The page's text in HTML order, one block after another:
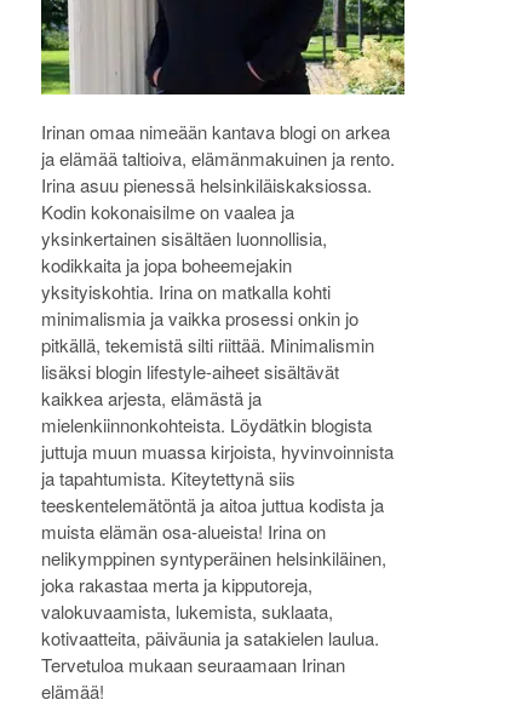
Irinan omaa nimeään kantava blogi on arkea
ja elämää taltioiva, elämänmakuinen ja rento.
Irina asuu pienessä helsinkiläiskaksiossa.
Kodin kokonaisilme on vaalea ja
yksinkertainen sisältäen luonnollisia,
kodikkaita ja jopa boheemejakin
yksityiskohtia. Irina on matkalla kohti
minimalismia ja vaikka prosessi onkin jo
pitkällä, tekemistä silti riittää. Minimalismin
lisäksi blogin lifestyle-aiheet sisältävät
kaikkea arjesta, elämästä ja
mielenkiinnonkohteista. Löydätkin blogista
juttuja muun muassa kirjoista, hyvinvoinnista
ja tapahtumista. Kiteytettynä siis
teeskentelemätöntä ja aitoa juttua kodista ja
muista elämän osa-alueista! Irina on
nelikymppinen syntyperäinen helsinkiläinen,
joka rakastaa merta ja kipputoreja,
valokuvaamista, lukemista, suklaata,
kotivaatteita, päiväunia ja satakielen laulua.
Tervetuloa mukaan seuraamaan Irinan
elämää!